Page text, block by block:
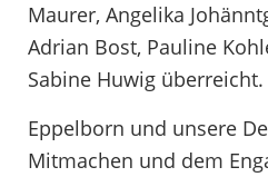
Maurer, Angelika
Adrian Bost, Pauline
Sabine Huwig überreicht.
Eppelborn und unsere
Mitmachen und dem